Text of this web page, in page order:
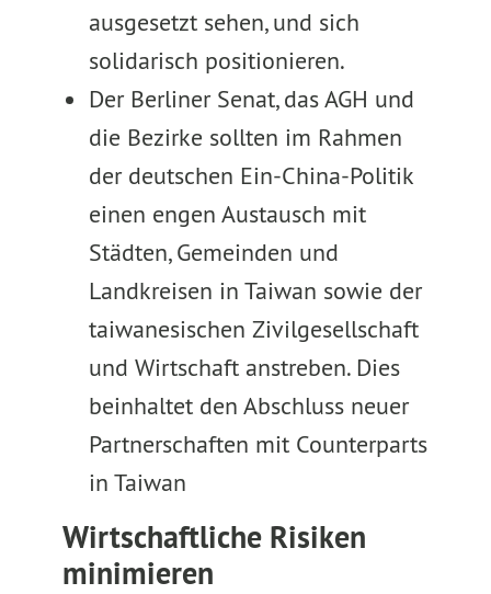
ausgesetzt sehen, und sich
solidarisch positionieren.
Der Berliner Senat, das AGH und
die Bezirke sollten im Rahmen
der deutschen Ein-China-Politik
einen engen Austausch mit
Städten, Gemeinden und
Landkreisen in Taiwan sowie der
taiwanesischen Zivilgesellschaft
und Wirtschaft anstreben. Dies
beinhaltet den Abschluss neuer
Partnerschaften mit Counterparts
in Taiwan
Wirtschaftliche Risiken
minimieren